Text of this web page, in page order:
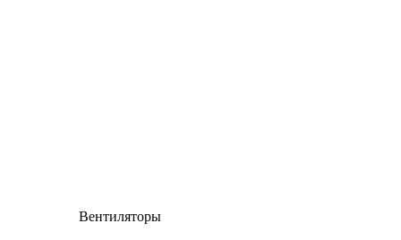
Вентиляторы